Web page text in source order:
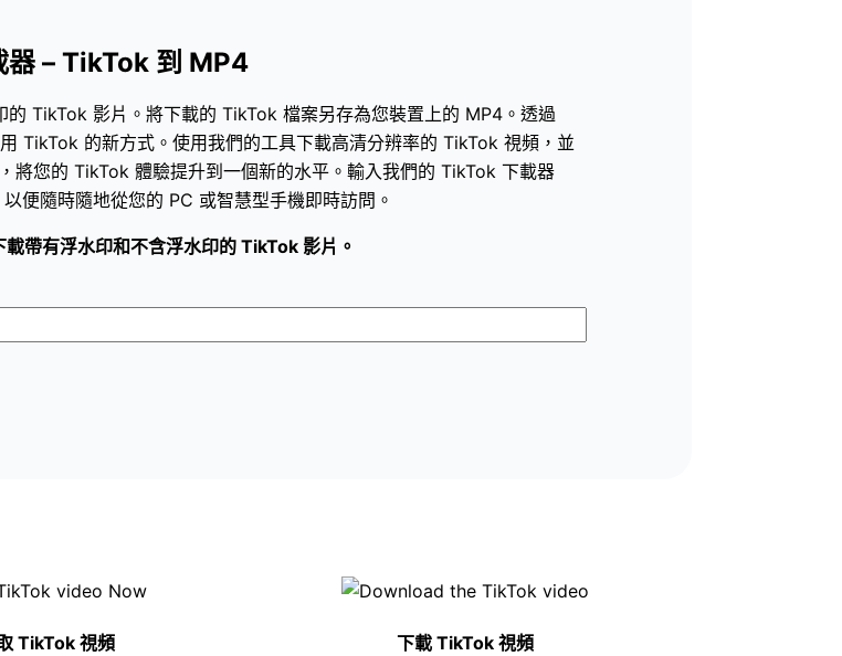
– TikTok 到 MP4
TikTok 影片。將下載的 TikTok 檔案另存為您裝置上的 MP4。透過
的新方式。使用我們的工具下載高清分辨率的 TikTok 視頻，並
將您的 TikTok 體驗提升到一個新的水平。輸入我們的 TikTok 下載器
便隨時隨地從您的 PC 或智慧型手機即時訪問。
帶有浮水印和不含浮水印的 TikTok 影片。
TikTok 視頻 下載 TikTok 視頻